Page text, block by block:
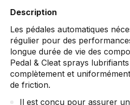
Description
Les pédales automatiques
régulier pour des
longue durée de vie des
Pedal & Cleat sprays
complètement et
de friction.
Il est conçu pour assurer